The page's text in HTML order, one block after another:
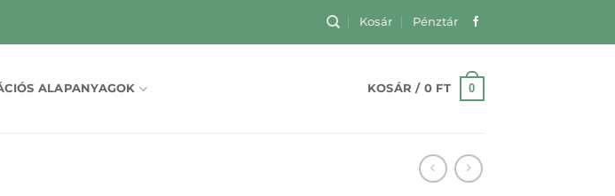
Kosár Pénztár
ALAPANYAGOK KOSÁR / 0 FT 0